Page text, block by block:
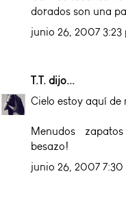
dorados son una
junio 26, 2007 3:23
T.T. dijo...
Cielo estoy aquí de
Menudos
besazo!
junio 26, 2007 7:30